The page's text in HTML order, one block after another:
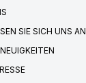
SIE SICH UNS AN!